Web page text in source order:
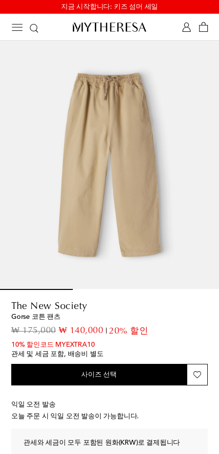
지금 시작합니다: 키즈 섬머 세일
The New Society
Gorse 코튼 팬츠
₩ 175,000original price
₩ 140,000discount price
20% 할인
10% 할인코드 MYEXTRA10
관세 및 세금 포함, 배송비 별도
사이즈 선택
익일 오전 발송
오늘 주문 시 익일 오전 발송이 가능합니다.
관세와 세금이 모두 포함된 원화(KRW)로 결제됩니다